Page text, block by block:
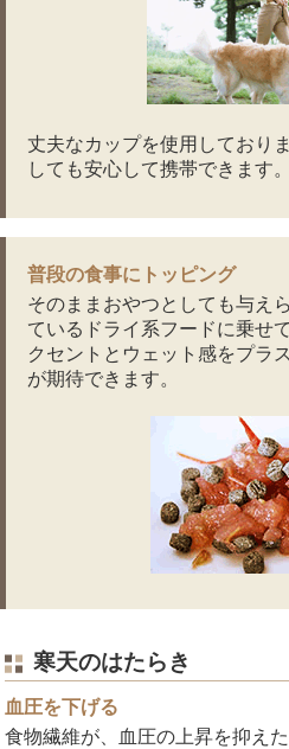
丈夫なカップを使用しており
しても安心して携帯できます。
普段の食事にトッピング
そのままおやつとしても与え
ているドライ系フードに乗せ
クセントとウェット感をプラ
が期待できます。
寒天のはたらき
血圧を下げる
食物繊維が、血圧の上昇を抑え